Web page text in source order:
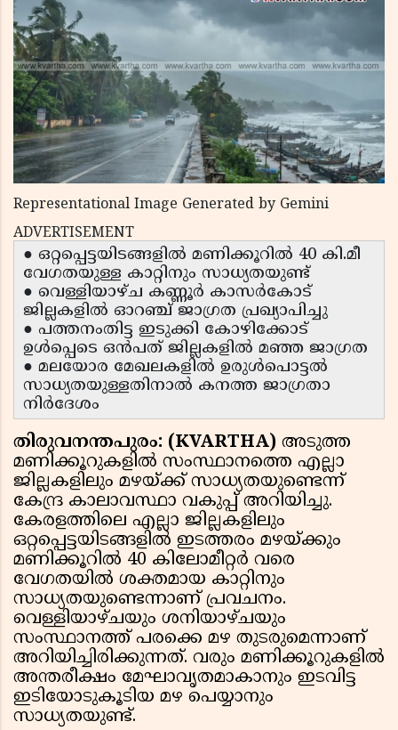
Representational Image Generated by Gemini
ADVERTISEMENT
● ഒറ്റപ്പെട്ടയിടങ്ങളിൽ മണിക്കൂറിൽ 40 കി.മീ
വേഗതയുള്ള കാറ്റിനും സാധ്യതയുണ്ട്
● വെള്ളിയാഴ്ച കണ്ണൂർ കാസർകോട്
ജില്ലകളിൽ ഓറഞ്ച് ജാഗ്രത പ്രഖ്യാപിച്ചു
● പത്തനംതിട്ട ഇടുക്കി കോഴിക്കോട്
ഉൾപ്പെടെ ഒൻപത് ജില്ലകളിൽ മഞ്ഞ ജാഗ്രത
● മലയോര മേഖലകളിൽ ഉരുൾപൊട്ടൽ
സാധ്യതയുള്ളതിനാൽ കനത്ത ജാഗ്രതാ
നിർദേശം
തിരുവനന്തപുരം: (KVARTHA) അടുത്ത
മണിക്കൂറുകളിൽ സംസ്ഥാനത്തെ എല്ലാ
ജില്ലകളിലും മഴയ്ക്ക് സാധ്യതയുണ്ടെന്ന്
കേന്ദ്ര കാലാവസ്ഥാ വകുപ്പ് അറിയിച്ചു.
കേരളത്തിലെ എല്ലാ ജില്ലകളിലും
ഒറ്റപ്പെട്ടയിടങ്ങളിൽ ഇടത്തരം മഴയ്ക്കും
മണിക്കൂറിൽ 40 കിലോമീറ്റർ വരെ
വേഗതയിൽ ശക്തമായ കാറ്റിനും
സാധ്യതയുണ്ടെന്നാണ് പ്രവചനം.
വെള്ളിയാഴ്ചയും ശനിയാഴ്ചയും
സംസ്ഥാനത്ത് പരക്കെ മഴ തുടരുമെന്നാണ്
അറിയിച്ചിരിക്കുന്നത്. വരും മണിക്കൂറുകളിൽ
അന്തരീക്ഷം മേഘാവൃതമാകാനും ഇടവിട്ട
ഇടിയോടുകൂടിയ മഴ പെയ്യാനും
സാധ്യതയുണ്ട്.